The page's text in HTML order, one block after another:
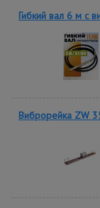
Гибкий вал 6 м с
Виброрейка ZW